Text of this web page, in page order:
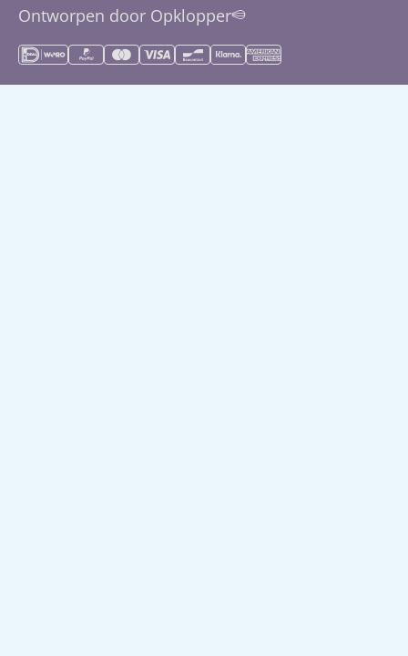
Slapen
Montessori
Herroepingsrecht
0113-227623
Ontworpen door Opklopper